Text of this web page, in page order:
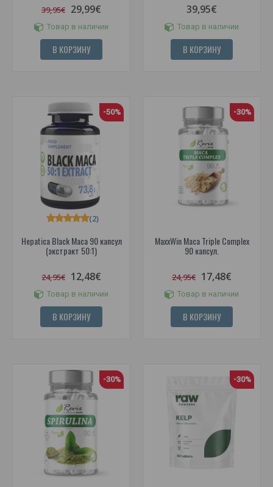
39,95€ 29,99€
Товар в наличии
В КОРЗИНУ
39,95€
Товар в наличии
В КОРЗИНУ
-50%
Hepatica Black Maca 90 капсул
(экстракт 50:1)
(2)
24,95€ 12,48€
Товар в наличии
В КОРЗИНУ
-30%
MaxxWin Maca Triple Complex
90 капсул.
24,95€ 17,48€
Товар в наличии
В КОРЗИНУ
-30% -30%